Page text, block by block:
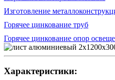
Изготовление
Горячее цинкование труб
Горячее цинкование опор
Характеристики: